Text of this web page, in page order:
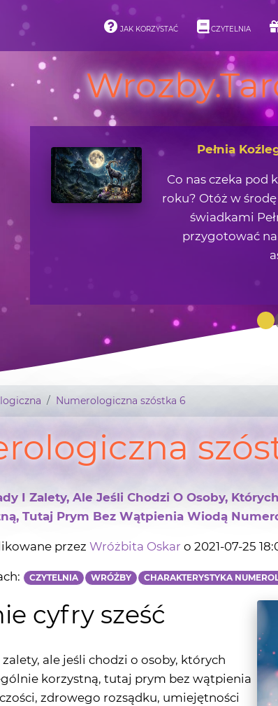
JAK KORZYSTAĆ CZYTELNIA
Pełnia
Co nas czeka pod
roku? Otóż w
świadkami
przygotować
Numerologiczna szóstka 6
I Zalety, Ale Jeśli Chodzi O Osoby,
Tutaj Prym Bez Wątpienia Wiodą
przez Wróżbita Oskar o 2021-07-25
CZYTELNIA WRÓŻBY CHARAKTERYSTYKA
cyfry sześć
ale jeśli chodzi o osoby, których
korzystną, tutaj prym bez wątpienia
zdrowego rozsądku, umiejętności